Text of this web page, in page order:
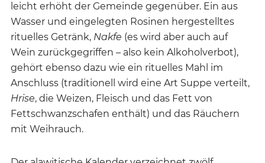
leicht erhöht der Gemeinde gegenüber. Ein aus
Wasser und eingelegten Rosinen hergestelltes
rituelles Getränk, Nakfe (es wird aber auch auf
Wein zurückgegriffen – also kein Alkoholverbot),
gehört ebenso dazu wie ein rituelles Mahl im
Anschluss (traditionell wird eine Art Suppe verteilt,
Hrise, die Weizen, Fleisch und das Fett von
Fettschwanzschafen enthält) und das Räuchern
mit Weihrauch.